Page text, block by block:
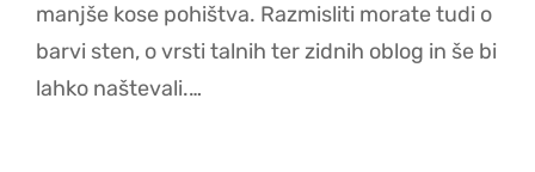
manjše kose pohištva. Razmisliti morate tudi o
barvi sten, o vrsti talnih ter zidnih oblog in še bi
lahko naštevali.…